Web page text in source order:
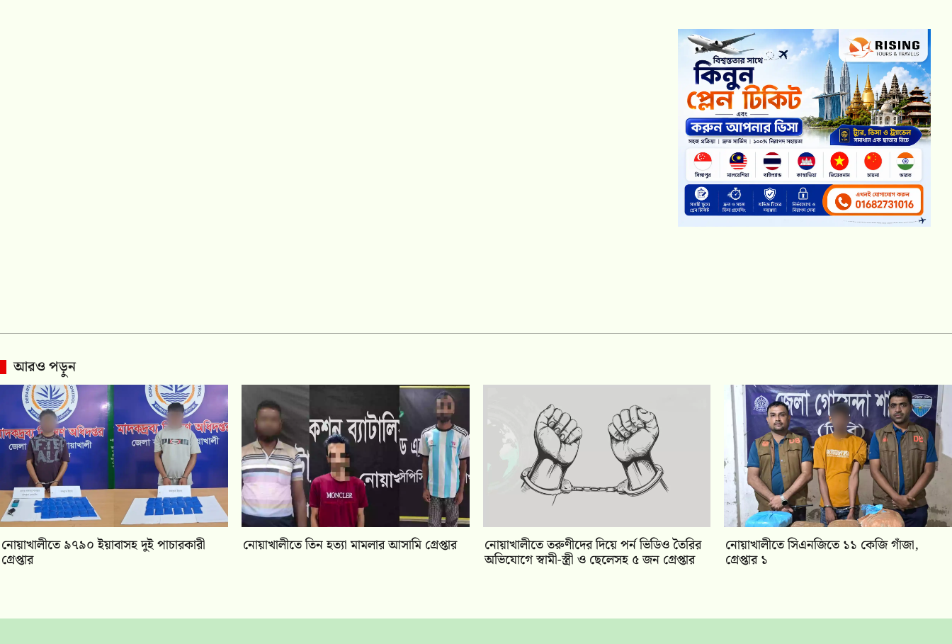
আরও পড়ুন
নোয়াখালীতে ৯৭৯০ ইয়াবাসহ দুই পাচারকারী
গ্রেপ্তার
নোয়াখালীতে তিন হত্যা মামলার আসামি গ্রেপ্তার নোয়াখালীতে তরুণীদের দিয়ে পর্ন ভিডিও তৈরির
অভিযোগে স্বামী-স্ত্রী ও ছেলেসহ ৫ জন গ্রেপ্তার
নোয়াখালীতে সিএনজিতে ১১ কেজি গাঁজা,
গ্রেপ্তার ১